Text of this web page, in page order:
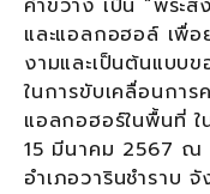
และแอลกอฮอล์ เพื่
งามและเป็นต้นแบบ
ในการขับเคลื่อนการ
แอลกอฮอร์ในพื้นที่
15 มีนาคม 2567 ณ
อำเภอวารินชำราบ